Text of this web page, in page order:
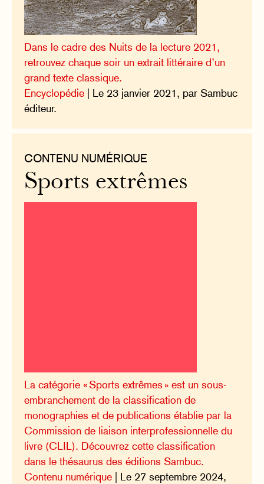
Dans le cadre des Nuits de la lecture 2021,
retrouvez chaque soir un extrait littéraire d’un
grand texte classique.
Encyclopédie | Le 23 janvier 2021, par Sambuc
éditeur.
CONTENU NUMÉRIQUE
Sports extrêmes
La catégorie « Sports extrêmes » est un sous-
embranchement de la classification de
monographies et de publications établie par la
Commission de liaison interprofessionnelle du
livre (CLIL). Découvrez cette classification
dans le thésaurus des éditions Sambuc.
Contenu numérique | Le 27 septembre 2024,